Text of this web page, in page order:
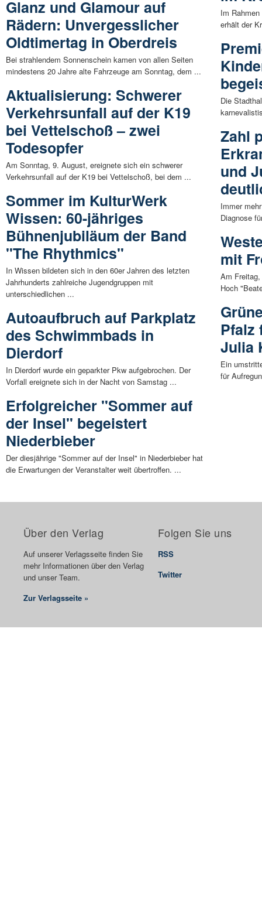
Glanz und Glamour auf
Rädern: Unvergesslicher
Oldtimertag in Oberdreis
Bei strahlendem Sonnenschein kamen von allen Seiten
mindestens 20 Jahre alte Fahrzeuge am Sonntag, dem ...
Aktualisierung: Schwerer
Verkehrsunfall auf der K19
bei Vettelschoß – zwei
Todesopfer
Am Sonntag, 9. August, ereignete sich ein schwerer
Verkehrsunfall auf der K19 bei Vettelschoß, bei dem ...
Sommer im KulturWerk
Wissen: 60-jähriges
Bühnenjubiläum der Band
"The Rhythmics"
In Wissen bildeten sich in den 60er Jahren des letzten
Jahrhunderts zahlreiche Jugendgruppen mit
unterschiedlichen ...
Autoaufbruch auf Parkplatz
des Schwimmbads in
Dierdorf
In Dierdorf wurde ein geparkter Pkw aufgebrochen. Der
Vorfall ereignete sich in der Nacht von Samstag ...
Erfolgreicher "Sommer auf
der Insel" begeistert
Niederbieber
Der diesjährige "Sommer auf der Insel" in Niederbieber hat
die Erwartungen der Veranstalter weit übertroffen. ...
Im
erhält der
Die
Zahl
und
Immer
Diagnose
mit
Am
Hoch
Pfalz
Julia
Ein
für
Über den Verlag
Auf unserer Verlagsseite finden Sie
mehr Informationen über den Verlag
und unser Team.
Zur Verlagsseite »
Folgen Sie uns
RSS
Twitter